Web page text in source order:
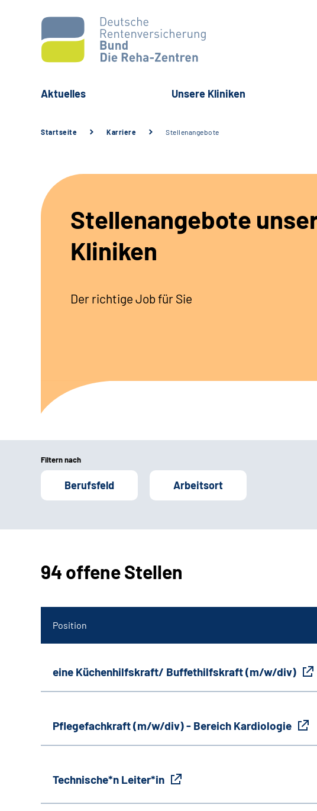
Aktuelles Unsere Kliniken
Startseite Karriere Stellenangebote
Stellenangebote
Kliniken
Der richtige Job für Sie
Filtern nach
Berufsfeld Arbeitsort
94 offene Stellen
Position
eine Küchenhilfskraft/ Buffethilfskraft (m/w/div)
Pflegefachkraft (m/w/div) - Bereich Kardiologie
Technische*n Leiter*in